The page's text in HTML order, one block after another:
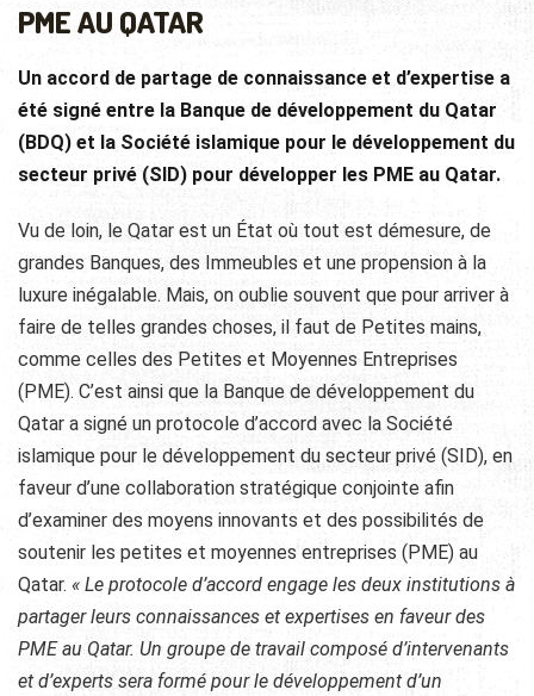
PME AU QATAR
Un accord de partage de connaissance et d’expertise a
été signé entre la Banque de développement du Qatar
(BDQ) et la Société islamique pour le développement du
secteur privé (SID) pour développer les PME au Qatar.
Vu de loin, le Qatar est un État où tout est démesure, de
grandes Banques, des Immeubles et une propension à la
luxure inégalable. Mais, on oublie souvent que pour arriver à
faire de telles grandes choses, il faut de Petites mains,
comme celles des Petites et Moyennes Entreprises
(PME). C’est ainsi que la Banque de développement du
Qatar a signé un protocole d’accord avec la Société
islamique pour le développement du secteur privé (SID), en
faveur d’une collaboration stratégique conjointe afin
d’examiner des moyens innovants et des possibilités de
soutenir les petites et moyennes entreprises (PME) au
Qatar. « Le protocole d’accord engage les deux institutions à
partager leurs connaissances et expertises en faveur des
PME au Qatar. Un groupe de travail composé d’intervenants
et d’experts sera formé pour le développement d’un